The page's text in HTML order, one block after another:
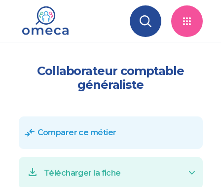
Skip to main navigation
Aller au contenu principal
Skip to search
Collaborateur comptable
généraliste
Comparer ce métier
Télécharger la fiche